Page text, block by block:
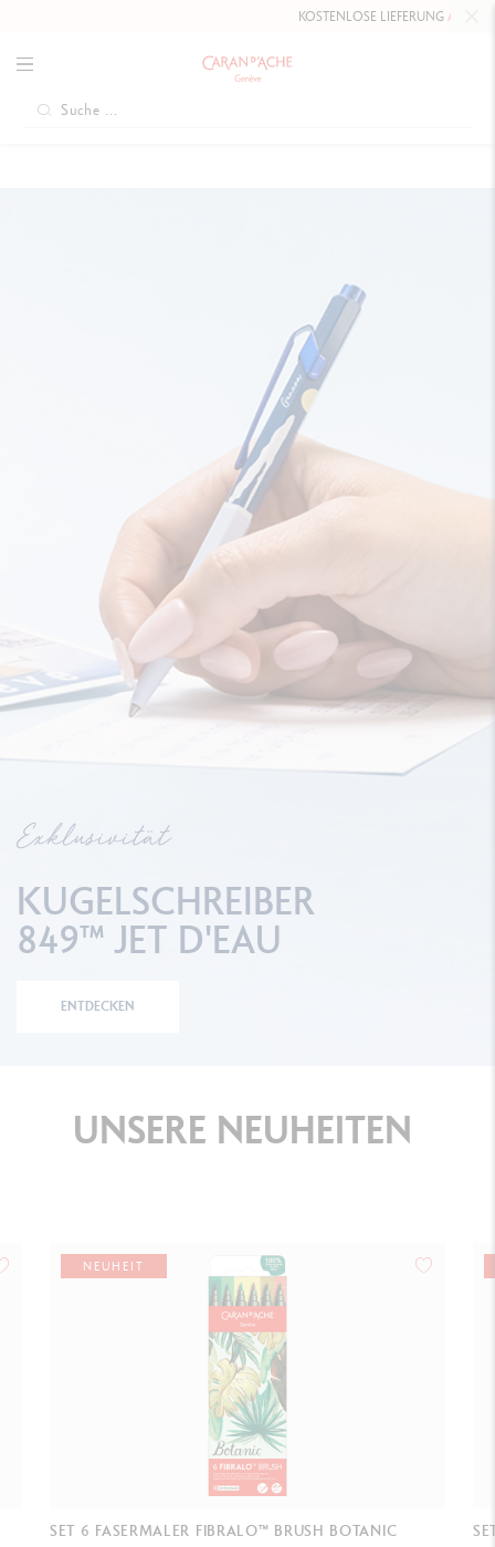
KOSTENLOSE LIEFERUNGAB 80 CHF.
Exklusivität
KUGELSCHREIBER
849™ JET D'EAU
ENTDECKEN
UNSERE NEUHEITEN
NEUHEIT
SET 6 FASERMALER FIBRALO™ BRUSH MANGA